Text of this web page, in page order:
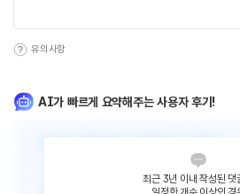
유의사항
AI가 빠르게 요약해주는 사용자 후기!
최근 3년 이내 작성된 댓